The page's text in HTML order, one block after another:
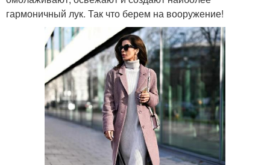
гармоничный лук. Так что берем на вооружение!